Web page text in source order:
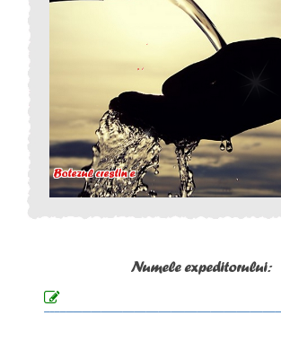
Numele expeditorului: